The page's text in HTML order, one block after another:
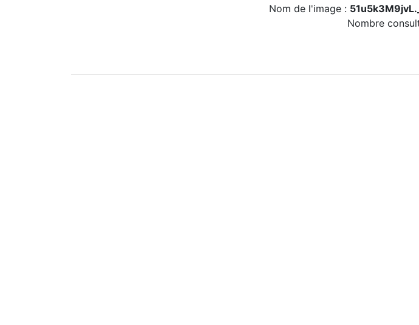
Nom de l'image :
Nombre